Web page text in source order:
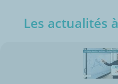
Les actualités